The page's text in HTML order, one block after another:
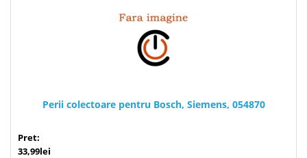
Perii colectoare pentru Bosch, Siemens, 054870
Pret:
33,99lei